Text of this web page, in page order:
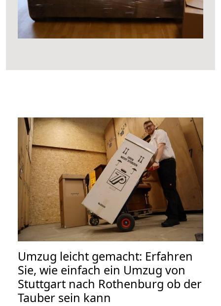
Umzug leicht gemacht: Erfahren
Sie, wie einfach ein Umzug von
Stuttgart nach Rothenburg ob der
Tauber sein kann